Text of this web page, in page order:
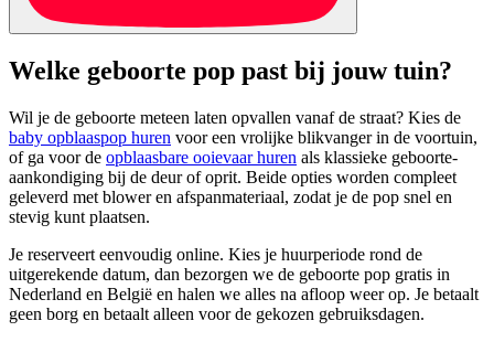
Welke geboorte pop past bij jouw tuin?
Wil je de geboorte meteen laten opvallen vanaf de straat? Kies de
baby opblaaspop huren voor een vrolijke blikvanger in de voortuin,
of ga voor de opblaasbare ooievaar huren als klassieke geboorte-
aankondiging bij de deur of oprit. Beide opties worden compleet
geleverd met blower en afspanmateriaal, zodat je de pop snel en
stevig kunt plaatsen.
Je reserveert eenvoudig online. Kies je huurperiode rond de
uitgerekende datum, dan bezorgen we de geboorte pop gratis in
Nederland en België en halen we alles na afloop weer op. Je betaalt
geen borg en betaalt alleen voor de gekozen gebruiksdagen.